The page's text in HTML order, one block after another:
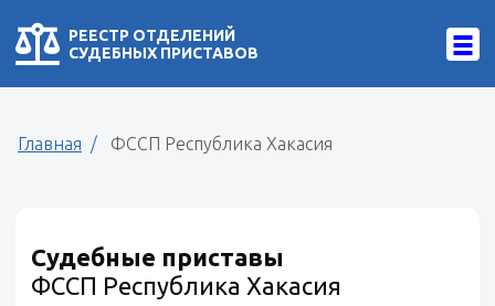
РЕЕСТР ОТДЕЛЕНИЙ
СУДЕБНЫХ ПРИСТАВОВ
Главная ФССП Республика Хакасия
Судебные приставы
ФССП Республика Хакасия